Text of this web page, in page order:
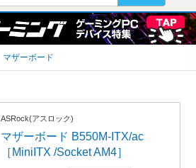
マザーボード
ASRock(アスロック)
マザーボード B550M-ITX/ac
［MiniITX /Socket AM4］